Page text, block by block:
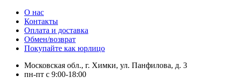
О нас
Контакты
Оплата и доставка
Обмен/возврат
Покупайте как юрлицо
Московская обл., г. Химки, ул. Панфилова, д. 3
пн-пт с 9:00-18:00